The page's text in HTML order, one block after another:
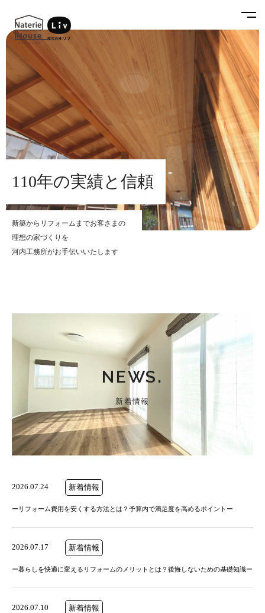
110年の実績と信頼
新築からリフォームまでお客さまの
理想の家づくりを
河内工務所がお手伝いいたします
NEWS.
新着情報
2026.07.24 新着情報
ーリフォーム費用を安くする方法とは？予算内で満足度を高めるポイントー
2026.07.17 新着情報
ー暮らしを快適に変えるリフォームのメリットとは？後悔しないための基礎知識ー
2026.07.10 新着情報